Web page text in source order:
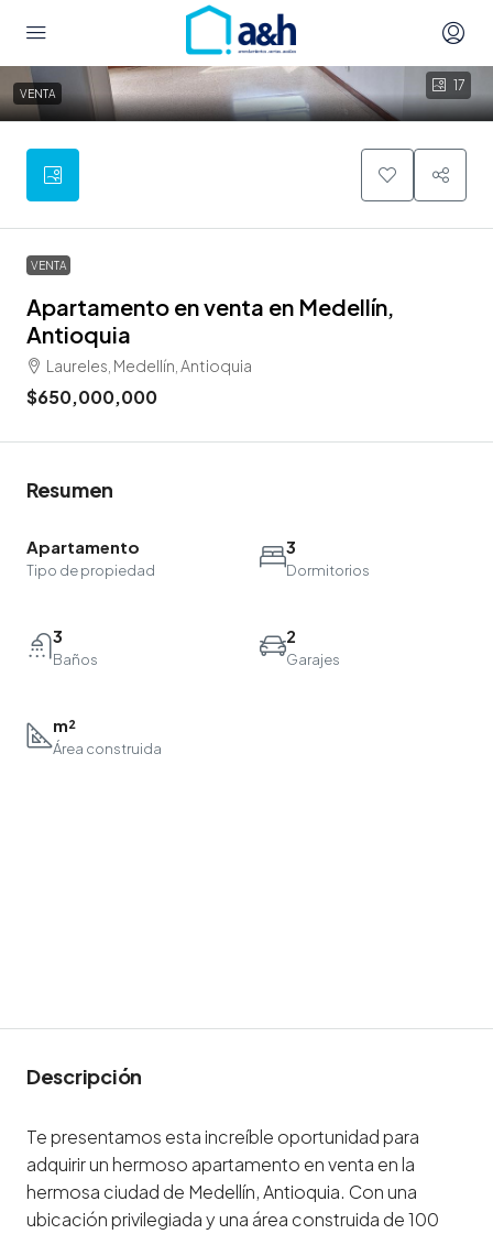
17
VENTA
VENTA
Apartamento en venta en Medellín,
Antioquia
Laureles, Medellín, Antioquia
$650,000,000
Resumen
Apartamento
Tipo de propiedad
3
Dormitorios
3
Baños
2
Garajes
m²
Área construida
Descripción
Te presentamos esta increíble oportunidad para
adquirir un hermoso apartamento en venta en la
hermosa ciudad de Medellín, Antioquia. Con una
ubicación privilegiada y una área construida de 100